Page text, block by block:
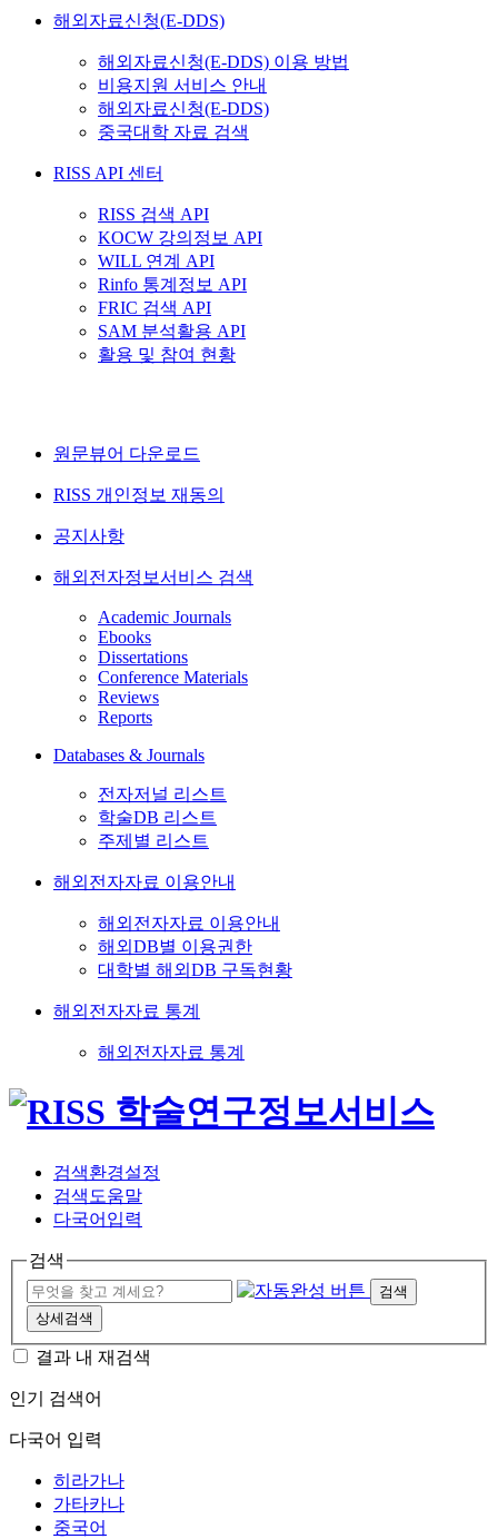
해외자료신청(E-DDS)
해외자료신청(E-DDS) 이용 방법
비용지원 서비스 안내
해외자료신청(E-DDS)
중국대학 자료 검색
RISS API 센터
RISS 검색 API
KOCW 강의정보 API
WILL 연계 API
Rinfo 통계정보 API
FRIC 검색 API
SAM 분석활용 API
활용 및 참여 현황
원문뷰어 다운로드
RISS 개인정보 재동의
공지사항
해외전자정보서비스 검색
Academic Journals
Ebooks
Dissertations
Conference Materials
Reviews
Reports
Databases & Journals
전자저널 리스트
학술DB 리스트
주제별 리스트
해외전자자료 이용안내
해외전자자료 이용안내
해외DB별 이용권한
대학별 해외DB 구독현황
해외전자자료 통계
해외전자자료 통계
검색환경설정
검색도움말
다국어입력
검색
검색
상세검색
결과 내 재검색
인기 검색어
다국어 입력
히라가나
가타카나
중국어